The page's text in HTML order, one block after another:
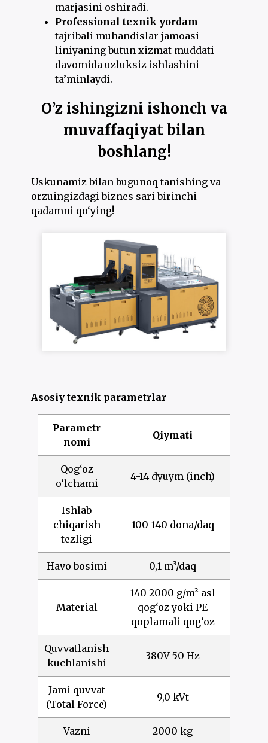
marjasini oshiradi.
Professional texnik yordam —
tajribali muhandislar jamoasi
liniyaning butun xizmat muddati
davomida uzluksiz ishlashini
ta’minlaydi.
O’z ishingizni ishonch va
muvaffaqiyat bilan
boshlang!
Uskunamiz bilan bugunoq tanishing va
orzuingizdagi biznes sari birinchi
qadamni qo‘ying!
Asosiy texnik parametrlar
Parametr
nomi
Qiymati
Qog‘oz
o‘lchami
4-14 dyuym (inch)
Ishlab
chiqarish
tezligi
100-140 dona/daq
Havo bosimi 0,1 m³/daq
Material
140-2000 g/m² asl
qog‘oz yoki PE
qoplamali qog‘oz
Quvvatlanish
kuchlanishi
380V 50 Hz
Jami quvvat
(Total Force)
9,0 kVt
Vazni 2000 kg